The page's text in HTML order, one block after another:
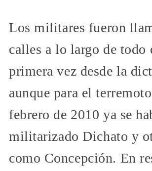
Los militares fueron
calles a lo largo de todo
primera vez desde la
aunque para el
febrero de 2010 ya se
militarizado Dichato y
como Concepción. En